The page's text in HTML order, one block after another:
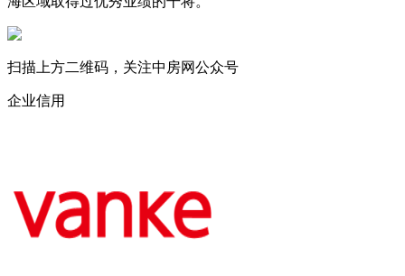
扫描上方二维码，关注中房网公众号
企业信用